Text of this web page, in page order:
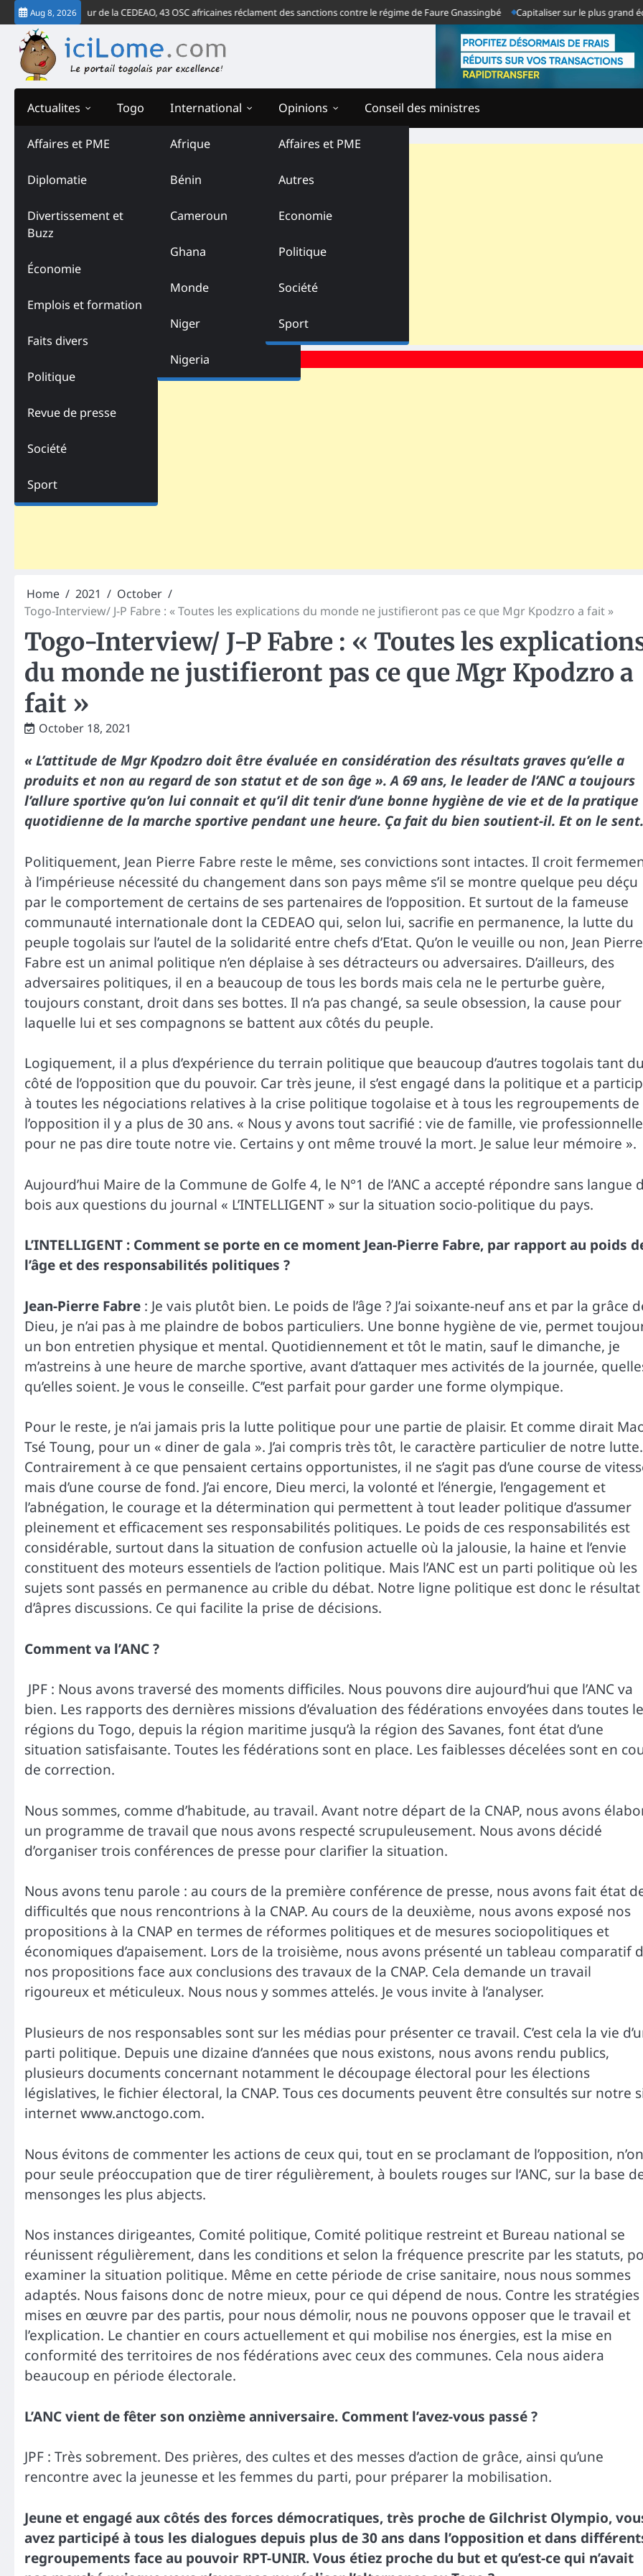
Skip
to
content
Aug 8, 2026
de la Cour de la CEDEAO, 43 OSC africaines réclament des sanctions contre le régime de Faure Gnassingbé Capitaliser sur le plus grand échec
Actualites
Affaires et PME
Diplomatie
Divertissement et
Buzz
Économie
Emplois et formation
Faits divers
Politique
Revue de presse
Société
Sport
Togo International
Afrique
Bénin
Cameroun
Ghana
Monde
Niger
Nigeria
Opinions
Affaires et PME
Autres
Economie
Politique
Société
Sport
Conseil des ministres
Home 2021
October
Togo-Interview/ J-P Fabre : « Toutes les explications du monde ne justifieront pas ce que Mgr Kpodzro a fait »
Togo-Interview/ J-P Fabre : « Toutes les
du monde ne justifieront pas ce que Mgr Kpodzro a
fait »
October 18, 2021
« L’attitude de Mgr Kpodzro doit être évaluée en considération des résultats graves qu’elle a
produits et non au regard de son statut et de son âge ». A 69 ans, le leader de l’ANC a toujours
l’allure sportive qu’on lui connait et qu’il dit tenir d’une bonne hygiène de vie et de la pratique
quotidienne de la marche sportive pendant une heure. Ça fait du bien soutient-il. Et on le sent.
Politiquement, Jean Pierre Fabre reste le même, ses convictions sont intactes. Il croit
à l’impérieuse nécessité du changement dans son pays même s’il se montre quelque peu déçu
par le comportement de certains de ses partenaires de l’opposition. Et surtout de la fameuse
communauté internationale dont la CEDEAO qui, selon lui, sacrifie en permanence, la lutte du
peuple togolais sur l’autel de la solidarité entre chefs d’Etat. Qu’on le veuille ou non, Jean Pierre
Fabre est un animal politique n’en déplaise à ses détracteurs ou adversaires. D’ailleurs, des
adversaires politiques, il en a beaucoup de tous les bords mais cela ne le perturbe guère,
toujours constant, droit dans ses bottes. Il n’a pas changé, sa seule obsession, la cause pour
laquelle lui et ses compagnons se battent aux côtés du peuple.
Logiquement, il a plus d’expérience du terrain politique que beaucoup d’autres togolais tant
côté de l’opposition que du pouvoir. Car très jeune, il s’est engagé dans la politique et a
à toutes les négociations relatives à la crise politique togolaise et à tous les regroupements de
l’opposition il y a plus de 30 ans. « Nous y avons tout sacrifié : vie de famille, vie
pour ne pas dire toute notre vie. Certains y ont même trouvé la mort. Je salue leur mémoire ».
Aujourd’hui Maire de la Commune de Golfe 4, le N°1 de l’ANC a accepté répondre sans langue
bois aux questions du journal « L’INTELLIGENT » sur la situation socio-politique du pays.
L’INTELLIGENT : Comment se porte en ce moment Jean-Pierre Fabre, par rapport au poids
l’âge et des responsabilités politiques ?
Jean-Pierre Fabre : Je vais plutôt bien. Le poids de l’âge ? J’ai soixante-neuf ans et par la grâce
Dieu, je n’ai pas à me plaindre de bobos particuliers. Une bonne hygiène de vie, permet
un bon entretien physique et mental. Quotidiennement et tôt le matin, sauf le dimanche, je
m’astreins à une heure de marche sportive, avant d’attaquer mes activités de la journée,
qu’elles soient. Je vous le conseille. C’’est parfait pour garder une forme olympique.
Pour le reste, je n’ai jamais pris la lutte politique pour une partie de plaisir. Et comme dirait
Tsé Toung, pour un « diner de gala ». J’ai compris très tôt, le caractère particulier de notre lutte.
Contrairement à ce que pensaient certains opportunistes, il ne s’agit pas d’une course de
mais d’une course de fond. J’ai encore, Dieu merci, la volonté et l’énergie, l’engagement et
l’abnégation, le courage et la détermination qui permettent à tout leader politique d’assumer
pleinement et efficacement ses responsabilités politiques. Le poids de ces responsabilités est
considérable, surtout dans la situation de confusion actuelle où la jalousie, la haine et l’envie
constituent des moteurs essentiels de l’action politique. Mais l’ANC est un parti politique où les
sujets sont passés en permanence au crible du débat. Notre ligne politique est donc le résultat
d’âpres discussions. Ce qui facilite la prise de décisions.
Comment va l’ANC ?
JPF : Nous avons traversé des moments difficiles. Nous pouvons dire aujourd’hui que l’ANC va
bien. Les rapports des dernières missions d’évaluation des fédérations envoyées dans toutes
régions du Togo, depuis la région maritime jusqu’à la région des Savanes, font état d’une
situation satisfaisante. Toutes les fédérations sont en place. Les faiblesses décelées sont en
de correction.
Nous sommes, comme d’habitude, au travail. Avant notre départ de la CNAP, nous avons
un programme de travail que nous avons respecté scrupuleusement. Nous avons décidé
d’organiser trois conférences de presse pour clarifier la situation.
Nous avons tenu parole : au cours de la première conférence de presse, nous avons fait état
difficultés que nous rencontrions à la CNAP. Au cours de la deuxième, nous avons exposé nos
propositions à la CNAP en termes de réformes politiques et de mesures sociopolitiques et
économiques d’apaisement. Lors de la troisième, nous avons présenté un tableau comparatif
nos propositions face aux conclusions des travaux de la CNAP. Cela demande un travail
rigoureux et méticuleux. Nous nous y sommes attelés. Je vous invite à l’analyser.
Plusieurs de nos responsables sont sur les médias pour présenter ce travail. C’est cela la vie
parti politique. Depuis une dizaine d’années que nous existons, nous avons rendu publics,
plusieurs documents concernant notamment le découpage électoral pour les élections
législatives, le fichier électoral, la CNAP. Tous ces documents peuvent être consultés sur notre
internet www.anctogo.com.
Nous évitons de commenter les actions de ceux qui, tout en se proclamant de l’opposition,
pour seule préoccupation que de tirer régulièrement, à boulets rouges sur l’ANC, sur la base
mensonges les plus abjects.
Nos instances dirigeantes, Comité politique, Comité politique restreint et Bureau national se
réunissent régulièrement, dans les conditions et selon la fréquence prescrite par les statuts,
examiner la situation politique. Même en cette période de crise sanitaire, nous nous sommes
adaptés. Nous faisons donc de notre mieux, pour ce qui dépend de nous. Contre les stratégies
mises en œuvre par des partis, pour nous démolir, nous ne pouvons opposer que le travail et
l’explication. Le chantier en cours actuellement et qui mobilise nos énergies, est la mise en
conformité des territoires de nos fédérations avec ceux des communes. Cela nous aidera
beaucoup en période électorale.
L’ANC vient de fêter son onzième anniversaire. Comment l’avez-vous passé ?
JPF : Très sobrement. Des prières, des cultes et des messes d’action de grâce, ainsi qu’une
rencontre avec la jeunesse et les femmes du parti, pour préparer la mobilisation.
Jeune et engagé aux côtés des forces démocratiques, très proche de Gilchrist Olympio,
avez participé à tous les dialogues depuis plus de 30 ans dans l’opposition et dans
regroupements face au pouvoir RPT-UNIR. Vous étiez proche du but et qu’est-ce qui n’avait